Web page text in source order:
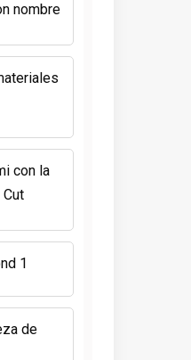
nombre
con la
Cut
1
de